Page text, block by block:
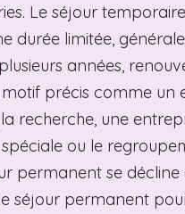
Le séjour
durée limitée,
années,
précis comme un
recherche, une
ou le
permanent se décline
séjour permanent